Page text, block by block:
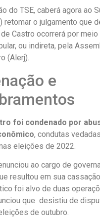
do TSE, caberá agora ao
retomar o julgamento que
Castro ocorrerá por
ou indireta, pela
(Alerj).
e
foi condenado por
, condutas
eleições de 2022.
ao cargo de
resultou em sua
foi alvo de duas
que desistiu de
de outubro.